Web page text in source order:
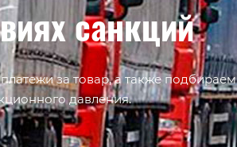
санкций
за товар, а также подбираем
давления.